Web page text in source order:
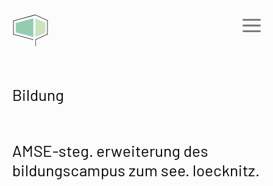
Inhalt
springen
Bildung
AMSE-steg. erweiterung des
bildungscampus zum see. loecknitz.